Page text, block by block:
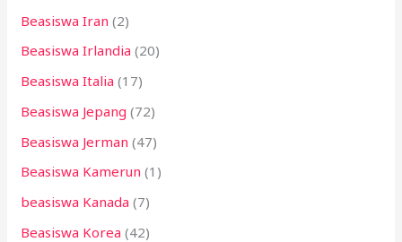
Beasiswa Iran (2)
Beasiswa Irlandia (20)
Beasiswa Italia (17)
Beasiswa Jepang (72)
Beasiswa Jerman (47)
Beasiswa Kamerun (1)
beasiswa Kanada (7)
Beasiswa Korea (42)